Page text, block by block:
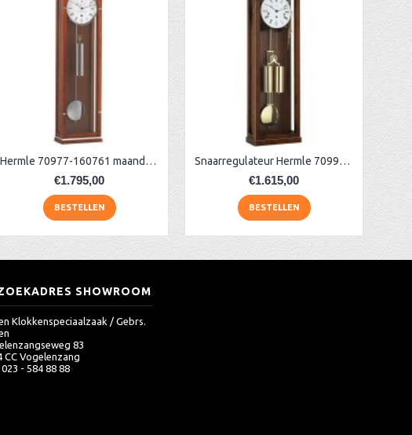
Hermle 70977-160761 maandloper
€1.795,00
BESTELLEN
Snaarregulateur Hermle 70994-030351
€1.615,00
BESTELLEN
SHOWROOM
Klokkenspeciaalzaak / Gebrs.
83
CC Vogelenzang
023 - 584 88 88